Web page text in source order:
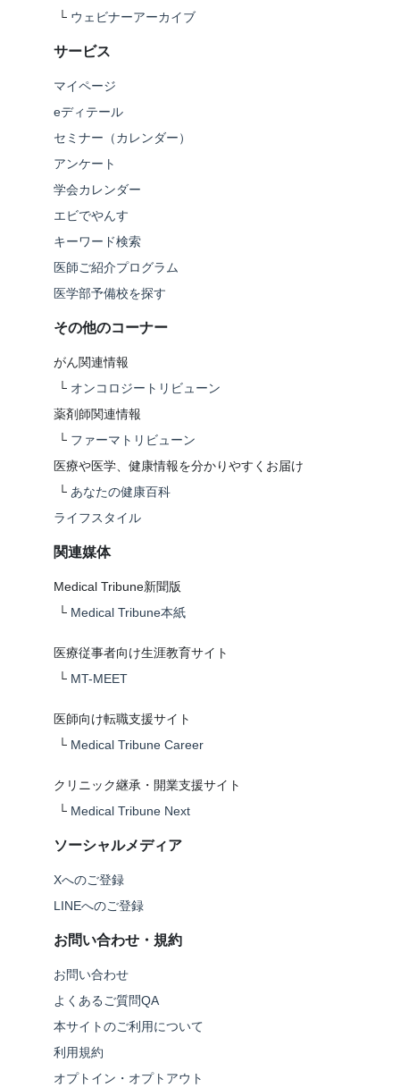
└ ウェビナーアーカイブ
サービス
マイページ
eディテール
セミナー（カレンダー）
アンケート
学会カレンダー
エビでやんす
キーワード検索
医師ご紹介プログラム
医学部予備校を探す
その他のコーナー
がん関連情報
└ オンコロジートリビューン
薬剤師関連情報
└ ファーマトリビューン
医療や医学、健康情報を分かりやすくお届け
└ あなたの健康百科
ライフスタイル
関連媒体
Medical Tribune新聞版
└ Medical Tribune本紙
医療従事者向け生涯教育サイト
└ MT-MEET
医師向け転職支援サイト
└ Medical Tribune Career
クリニック継承・開業支援サイト
└ Medical Tribune Next
ソーシャルメディア
Xへのご登録
LINEへのご登録
お問い合わせ・規約
お問い合わせ
よくあるご質問QA
本サイトのご利用について
利用規約
オプトイン・オプトアウト